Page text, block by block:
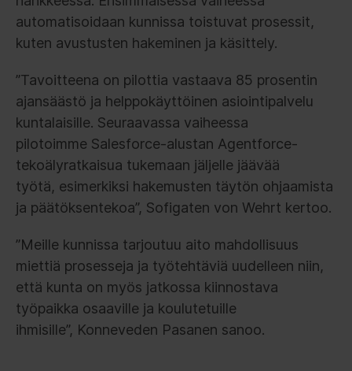
automatisoidaan kunnissa toistuvat prosessit,
kuten avustusten hakeminen ja käsittely.
”Tavoitteena on pilottia vastaava 85 prosentin
ajansäästö ja helppokäyttöinen asiointipalvelu
kuntalaisille. Seuraavassa vaiheessa
pilotoimme Salesforce-alustan Agentforce-
tekoälyratkaisua tukemaan jäljelle jäävää
työtä, esimerkiksi hakemusten täytön ohjaamista
ja päätöksentekoa”, Sofigaten von Wehrt kertoo.
”Meille kunnissa tarjoutuu aito mahdollisuus
miettiä prosesseja ja työtehtäviä uudelleen niin,
että kunta on myös jatkossa kiinnostava
työpaikka osaaville ja koulutetuille
ihmisille”, Konneveden Pasanen sanoo.